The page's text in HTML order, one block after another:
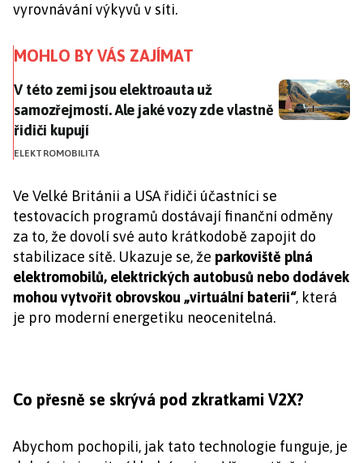
vyrovnávání výkyvů v síti.
MOHLO BY VÁS ZAJÍMAT
V této zemi jsou elektroauta už samozřejmostí. Ale
V této zemi jsou elektroauta už
samozřejmostí. Ale jaké vozy zde vlastně
řidiči kupují
ELEKTROMOBILITA
Ve Velké Británii a USA řidiči účastníci se
testovacích programů dostávají finanční odměny
za to, že dovolí své auto krátkodobě zapojit do
stabilizace sítě. Ukazuje se, že parkoviště plná
elektromobilů, elektrických autobusů nebo dodávek
mohou vytvořit obrovskou „virtuální baterii“, která
je pro moderní energetiku neocenitelná.
Co přesně se skrývá pod zkratkami V2X?
Abychom pochopili, jak tato technologie funguje, je